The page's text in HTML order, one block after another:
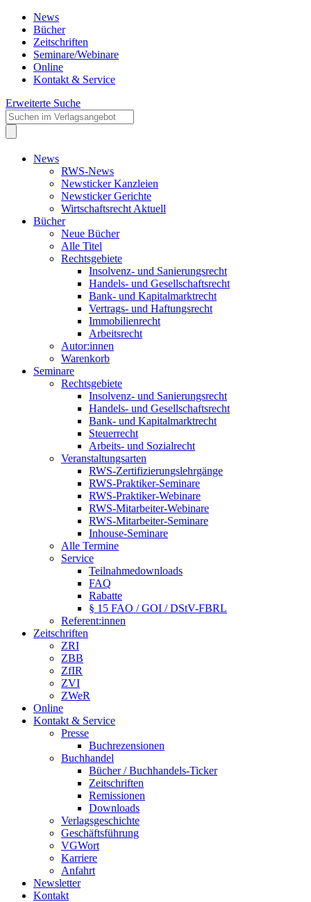
News
Bücher
Zeitschriften
Seminare/Webinare
Online
Kontakt & Service
Erweiterte Suche
News
RWS-News
Newsticker Kanzleien
Newsticker Gerichte
Wirtschaftsrecht Aktuell
Bücher
Neue Bücher
Alle Titel
Rechtsgebiete
Insolvenz- und Sanierungsrecht
Handels- und Gesellschaftsrecht
Bank- und Kapitalmarktrecht
Vertrags- und Haftungsrecht
Immobilienrecht
Arbeitsrecht
Autor:innen
Warenkorb
Seminare
Rechtsgebiete
Insolvenz- und Sanierungsrecht
Handels- und Gesellschaftsrecht
Bank- und Kapitalmarktrecht
Steuerrecht
Arbeits- und Sozialrecht
Veranstaltungsarten
RWS-Zertifizierungslehrgänge
RWS-Praktiker-Seminare
RWS-Praktiker-Webinare
RWS-Mitarbeiter-Webinare
RWS-Mitarbeiter-Seminare
Inhouse-Seminare
Alle Termine
Service
Teilnahmedownloads
FAQ
Rabatte
§ 15 FAO / GOI / DStV-FBRL
Referent:innen
Zeitschriften
ZRI
ZBB
ZfIR
ZVI
ZWeR
Online
Kontakt & Service
Presse
Buchrezensionen
Buchhandel
Bücher / Buchhandels-Ticker
Zeitschriften
Remissionen
Downloads
Verlagsgeschichte
Geschäftsführung
VGWort
Karriere
Anfahrt
Newsletter
Kontakt